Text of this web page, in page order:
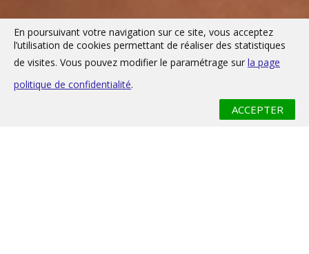
En poursuivant votre navigation sur ce site, vous acceptez
l’utilisation de cookies permettant de réaliser des statistiques
de visites. Vous pouvez modifier le paramétrage sur la page
politique de confidentialité.
ACCEPTER